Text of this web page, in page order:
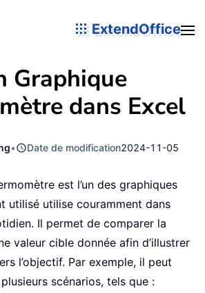
ExtendOffice
Graphique
dans Excel
• Date de modification2024-11-05
est l’un des graphiques
utilisé utilise couramment dans
Il permet de comparer la
valeur cible donnée afin d’illustrer
l’objectif. Par exemple, il peut
scénarios, tels que :